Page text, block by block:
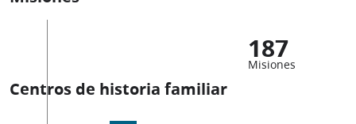
187
Misiones
Centros de historia familiar